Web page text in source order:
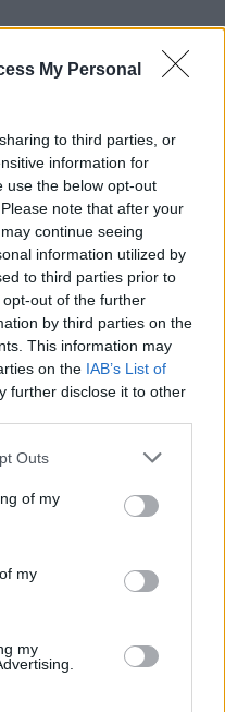
My Personal
to third parties, or
information for
use the below opt-out
note that after your
continue seeing
information utilized by
to third parties prior to
out of the further
by third parties on the
This information may
on the IAB’s List of
further disclose it to other
Outs
of my
my
my
SU